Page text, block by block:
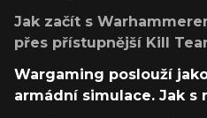
Jak začít s
přes přístupnější Kill
Wargaming poslouží
armádní simulace. Jak s